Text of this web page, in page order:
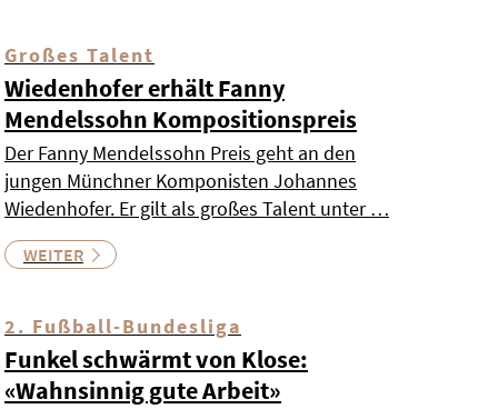
Großes Talent
Wiedenhofer erhält Fanny
Mendelssohn Kompositionspreis
Der Fanny Mendelssohn Preis geht an den
jungen Münchner Komponisten Johannes
Wiedenhofer. Er gilt als großes Talent unter …
WEITER
2. Fußball-Bundesliga
Funkel schwärmt von Klose:
«Wahnsinnig gute Arbeit»